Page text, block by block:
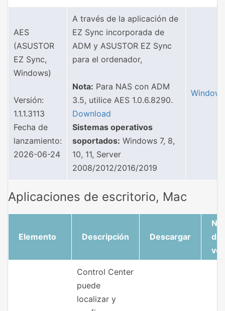
AES
(ASUSTOR
EZ Sync,
Windows)
Versión:
1.1.1.3113
Fecha de
lanzamiento:
2026-06-24
A través de la aplicación de
EZ Sync incorporada de
ADM y ASUSTOR EZ Sync
para el ordenador,
Nota: Para NAS con ADM
3.5, utilice AES 1.0.6.8290.
Download
Sistemas operativos
soportados: Windows 7, 8,
10, 11, Server
2008/2012/2016/2019
Windows
Aplicaciones de escritorio, Mac
Elemento Descripción Descargar
de
Control Center
puede
localizar y